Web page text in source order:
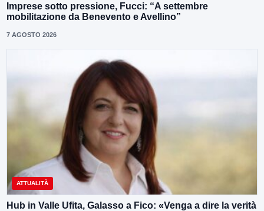
Imprese sotto pressione, Fucci: “A settembre
mobilitazione da Benevento e Avellino”
7 AGOSTO 2026
ATTUALITÀ
Hub in Valle Ufita, Galasso a Fico: «Venga a dire la verità